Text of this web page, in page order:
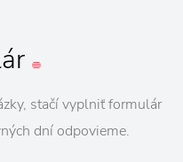
stačí vyplniť formulár
dní odpovieme.